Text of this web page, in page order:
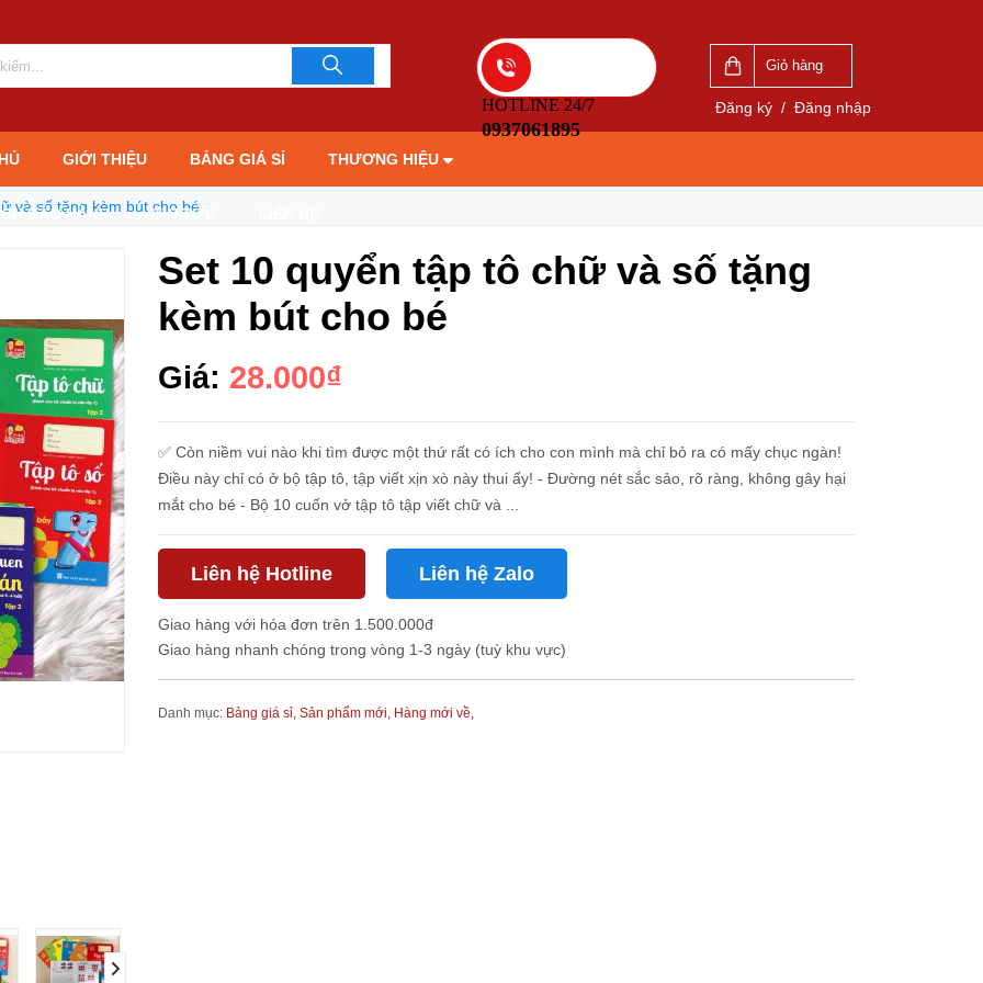
HOTLINE 24/7
0937061895
Giỏ hàng
Đăng ký / Đăng nhập
GIỚI THIỆU BẢNG GIÁ SỈ THƯƠNG HIỆU
BẢO HÀNH TIN TỨC
và số tặng kèm bút cho bé
Set 10 quyển tập tô chữ và số tặng
kèm bút cho bé
Giá: 28.000₫
✅ Còn niềm vui nào khi tìm được một thứ rất có ích cho con mình mà chỉ bỏ ra có mấy chục ngàn!
Điều này chỉ có ở bộ tập tô, tập viết xịn xò này thui ấy! - Đường nét sắc sảo, rõ ràng, không gây hại
mắt cho bé - Bộ 10 cuốn vở tập tô tập viết chữ và ...
Liên hệ Hotline Liên hệ Zalo
Giao hàng với hóa đơn trên 1.500.000đ
Giao hàng nhanh chóng trong vòng 1-3 ngày (tuỳ khu vực)
Danh mục: Bảng giá sỉ, Sản phẩm mới, Hàng mới về,
0937061895 0937061895